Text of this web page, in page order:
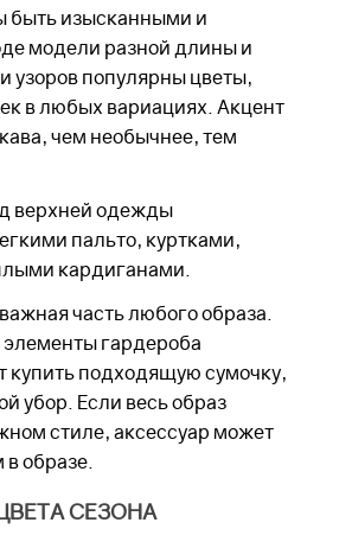
быть изысканными и
модели разной длины и
узоров популярны цветы,
в любых вариациях. Акцент
чем необычнее, тем
верхней одежды
пальто, куртками,
кардиганами.
часть любого образа.
гардероба
купить подходящую сумочку,
убор. Если весь образ
стиле, аксессуар может
в образе.
СЕЗОНА